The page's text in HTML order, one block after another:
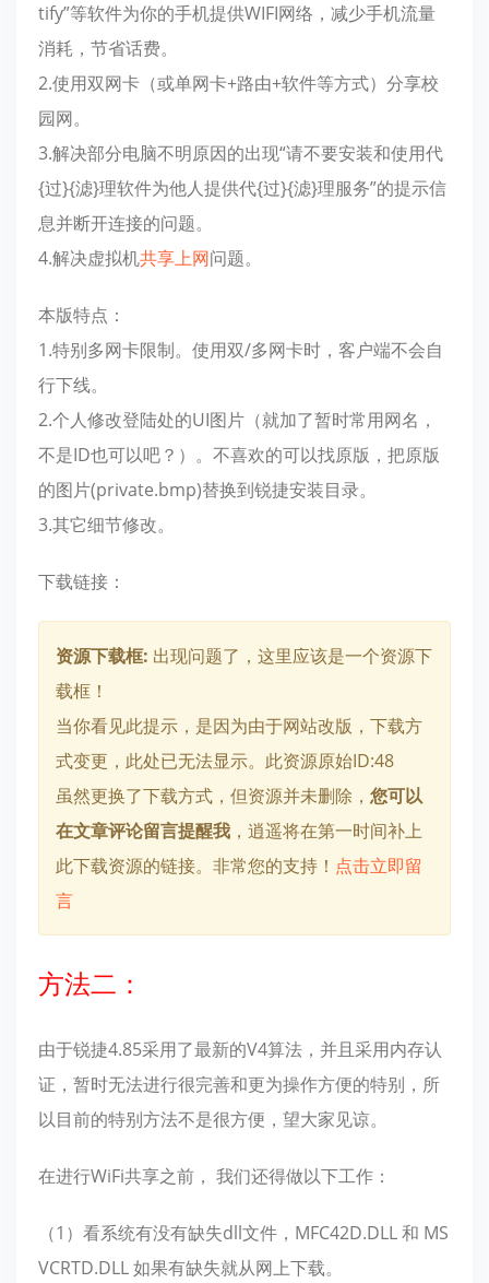
tify”等软件为你的手机提供WIFI网络，减少手机流量
消耗，节省话费。
2.使用双网卡（或单网卡+路由+软件等方式）分享校
园网。
3.解决部分电脑不明原因的出现“请不要安装和使用代
{过}{滤}理软件为他人提供代{过}{滤}理服务”的提示信
息并断开连接的问题。
4.解决虚拟机共享上网问题。
本版特点：
1.特别多网卡限制。使用双/多网卡时，客户端不会自
行下线。
2.个人修改登陆处的UI图片（就加了暂时常用网名，
不是ID也可以吧？）。不喜欢的可以找原版，把原版
的图片(private.bmp)替换到锐捷安装目录。
3.其它细节修改。
下载链接：
资源下载框: 出现问题了，这里应该是一个资源下
载框！
当你看见此提示，是因为由于网站改版，下载方
式变更，此处已无法显示。此资源原始ID:48
虽然更换了下载方式，但资源并未删除， 您可以
在文章评论留言提醒我 ，逍遥将在第一时间补上
此下载资源的链接。非常您的支持！ 点击立即留
言
方法二：
由于锐捷4.85采用了最新的V4算法，并且采用内存认
证，暂时无法进行很完善和更为操作方便的特别，所
以目前的特别方法不是很方便，望大家见谅。
在进行WiFi共享之前， 我们还得做以下工作：
（1）看系统有没有缺失dll文件，MFC42D.DLL 和 MS
VCRTD.DLL 如果有缺失就从网上下载。